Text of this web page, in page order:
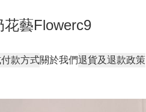
花藝Flowerc9
付款方式關於我們退貨及退款政策